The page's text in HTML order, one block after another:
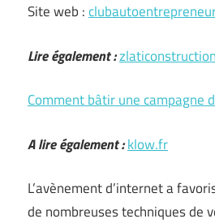
Site web :
Lire également :
Comment bâtir une campagne
A lire également :klow.fr
L’avènement d’internet a
de nombreuses techniques de